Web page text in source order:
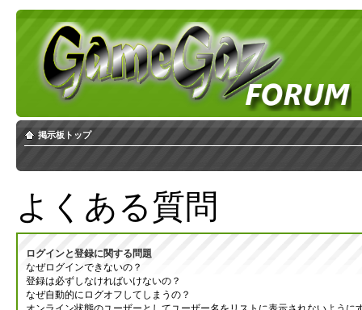
掲示板トップ
よくある質問
ログインと登録に関する問題
なぜログインできないの？
登録は必ずしなければいけないの？
なぜ自動的にログオフしてしまうの？